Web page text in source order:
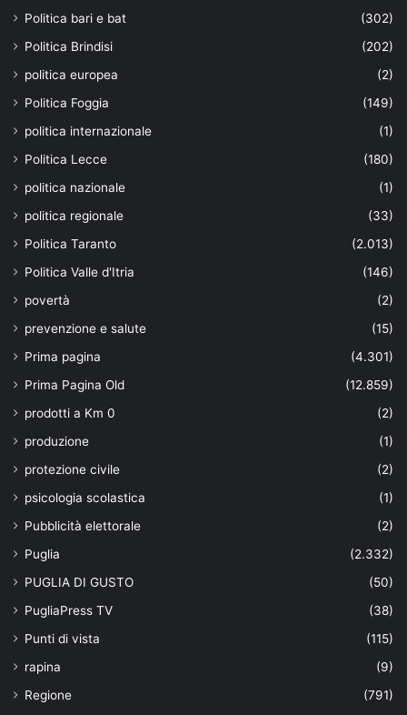
Politica bari e bat
(302)
Politica Brindisi
(202)
politica europea
(2)
Politica Foggia
(149)
politica internazionale
(1)
Politica Lecce
(180)
politica nazionale
(1)
politica regionale
(33)
Politica Taranto
(2.013)
Politica Valle d'Itria
(146)
povertà
(2)
prevenzione e salute
(15)
Prima pagina
(4.301)
Prima Pagina Old
(12.859)
prodotti a Km 0
(2)
produzione
(1)
protezione civile
(2)
psicologia scolastica
(1)
Pubblicità elettorale
(2)
Puglia
(2.332)
PUGLIA DI GUSTO
(50)
PugliaPress TV
(38)
Punti di vista
(115)
rapina
(9)
Regione
(791)